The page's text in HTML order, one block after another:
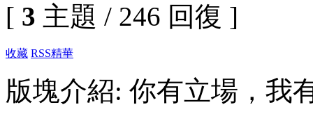
[ 3 主題 / 246 回復 ]
收藏 RSS精華
版塊介紹: 你有立場，我